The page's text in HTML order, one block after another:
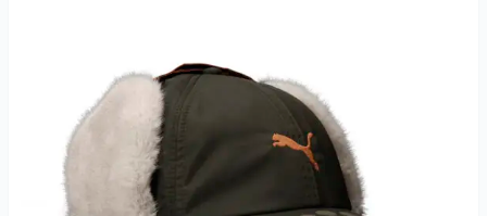
女性向け
アプリレビュー
その他